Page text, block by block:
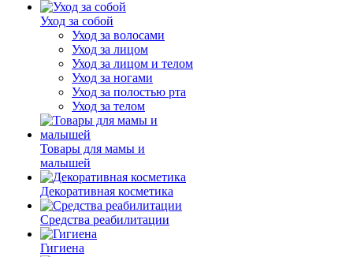
Уход за собой
Уход за волосами
Уход за лицом
Уход за лицом и телом
Уход за ногами
Уход за полостью рта
Уход за телом
Товары для мамы и
малышей
Декоративная косметика
Средства реабилитации
Гигиена